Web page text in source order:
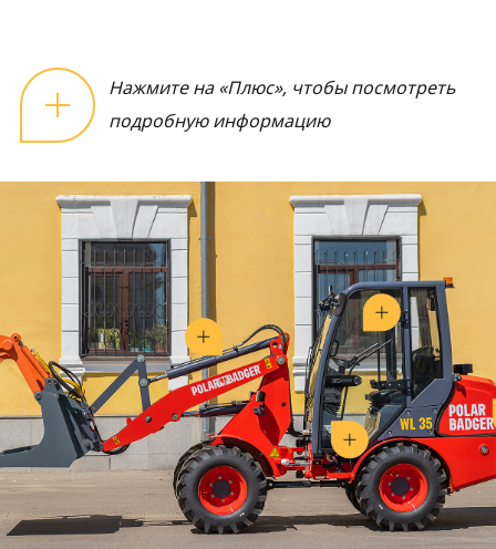
Нажмите на «Плюс», чтобы посмотреть
подробную информацию